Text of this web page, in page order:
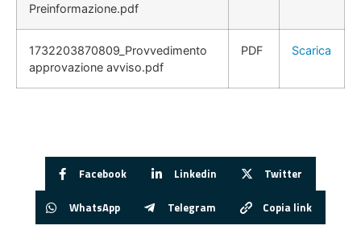
Preinformazione.pdf
1732203870809_Provvedimento
approvazione avviso.pdf
PDF Scarica
Facebook Linkedin Twitter
WhatsApp Telegram Copia link